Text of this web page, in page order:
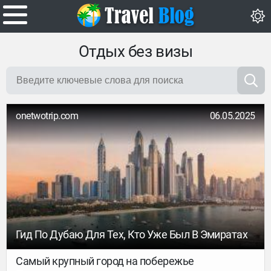
Отдых без визы
onetwotrip.com 06.05.2025
Гид По Дубаю Для Тех, Кто Уже Был В Эмиратах
Самый крупный город на побережье